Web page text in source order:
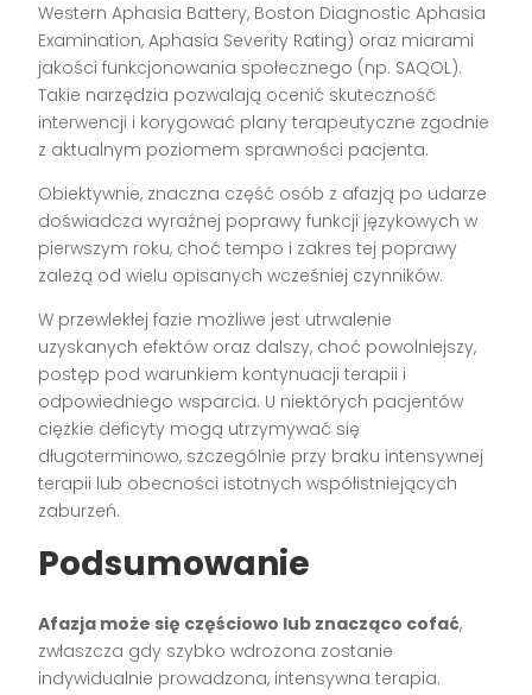
Western Aphasia Battery, Boston Diagnostic Aphasia
Examination, Aphasia Severity Rating) oraz miarami
jakości funkcjonowania społecznego (np. SAQOL).
Takie narzędzia pozwalają ocenić skuteczność
interwencji i korygować plany terapeutyczne zgodnie
z aktualnym poziomem sprawności pacjenta.
Obiektywnie, znaczna część osób z afazją po udarze
doświadcza wyraźnej poprawy funkcji językowych w
pierwszym roku, choć tempo i zakres tej poprawy
zależą od wielu opisanych wcześniej czynników.
W przewlekłej fazie możliwe jest utrwalenie
uzyskanych efektów oraz dalszy, choć powolniejszy,
postęp pod warunkiem kontynuacji terapii i
odpowiedniego wsparcia. U niektórych pacjentów
ciężkie deficyty mogą utrzymywać się
długoterminowo, szczególnie przy braku intensywnej
terapii lub obecności istotnych współistniejących
zaburzeń.
Podsumowanie
Afazja może się częściowo lub znacząco cofać,
zwłaszcza gdy szybko wdrożona zostanie
indywidualnie prowadzona, intensywna terapia.